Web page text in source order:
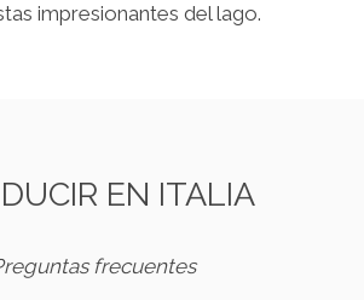
impresionantes del lago.
EN ITALIA
frecuentes